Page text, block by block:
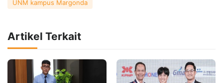
UNM kampus Margonda
Artikel Terkait